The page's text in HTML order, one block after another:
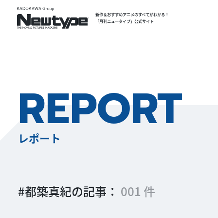
新作＆おすすめアニメのすべてがわかる！
「月刊ニュータイプ」公式サイト
REPORT
レポート
#都築真紀の記事： 001 件